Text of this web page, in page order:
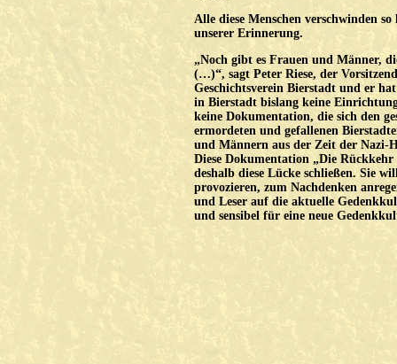
Alle diese Menschen verschwinden so
unserer Erinnerung.
„Noch gibt es Frauen und Männer,
(…)“, sagt Peter Riese, der
Geschichtsverein Bierstadt und er
in Bierstadt bislang keine
keine Dokumentation, die sich den
ermordeten und gefallenen
und Männern aus der Zeit der Nazi-
Diese Dokumentation „Die Rückkehr
deshalb diese Lücke schließen. Sie
provozieren, zum Nachdenken
und Leser auf die aktuelle
und sensibel für eine neue